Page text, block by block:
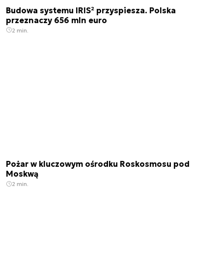
Budowa systemu IRIS² przyspiesza. Polska
przeznaczy 656 mln euro
2 min.
Pożar w kluczowym ośrodku Roskosmosu pod
Moskwą
2 min.